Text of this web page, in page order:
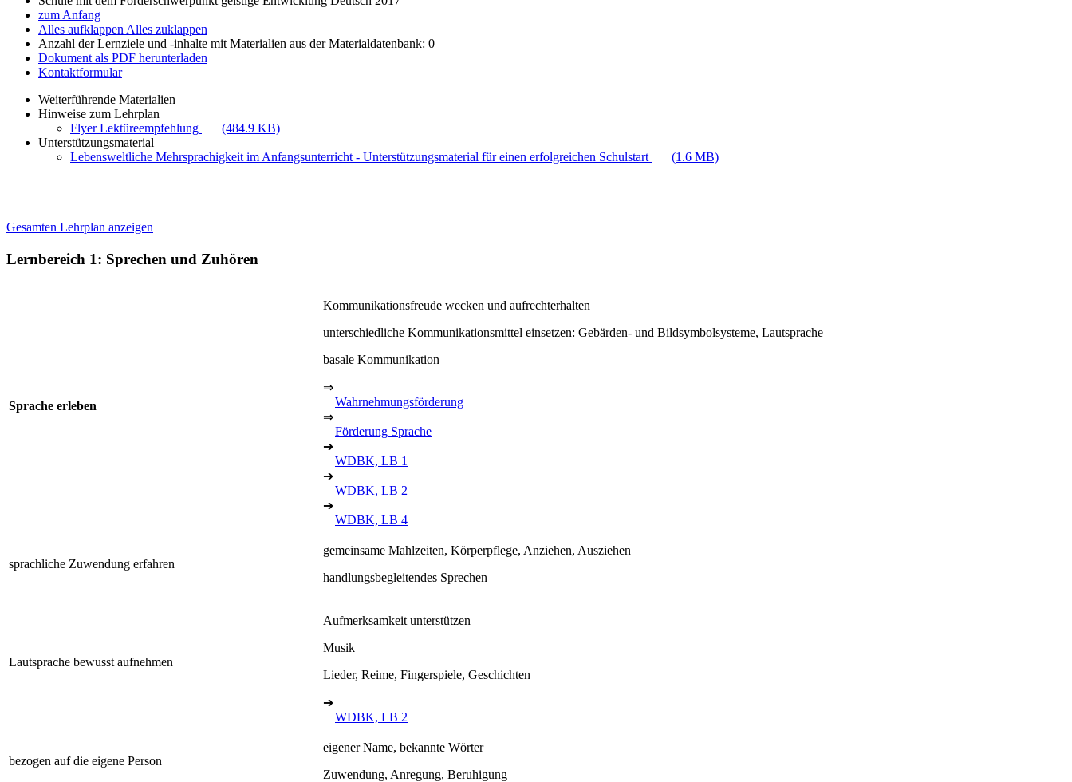
zum Anfang
Alles aufklappen Alles zuklappen
Anzahl der Lernziele und -inhalte mit Materialien aus der Materialdatenbank: 0
Dokument als PDF herunterladen
Kontaktformular
Weiterführende Materialien
Hinweise zum Lehrplan
Flyer Lektüreempfehlung
(484.9 KB)
Unterstützungsmaterial
Lebensweltliche Mehrsprachigkeit im Anfangsunterricht - Unterstützungsmaterial für einen erfolgreichen Schulstart
(1.6 MB)
Gesamten Lehrplan anzeigen
Lernbereich 1: Sprechen und Zuhören
Sprache erleben
Kommunikationsfreude wecken und aufrechterhalten
unterschiedliche Kommunikationsmittel einsetzen: Gebärden- und Bildsymbolsysteme, Lautsprache
basale Kommunikation
⇒
Wahrnehmungsförderung
⇒
Förderung Sprache
➔
WDBK, LB 1
➔
WDBK, LB 2
➔
WDBK, LB 4
sprachliche Zuwendung erfahren
gemeinsame Mahlzeiten, Körperpflege, Anziehen, Ausziehen
handlungsbegleitendes Sprechen
Lautsprache bewusst aufnehmen
Aufmerksamkeit unterstützen
Musik
Lieder, Reime, Fingerspiele, Geschichten
➔
WDBK, LB 2
bezogen auf die eigene Person
eigener Name, bekannte Wörter
Zuwendung, Anregung, Beruhigung